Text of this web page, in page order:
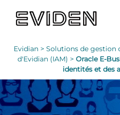
Evidian > Solutions de gestion
d'Evidian (IAM) > Oracle E-
identités et des